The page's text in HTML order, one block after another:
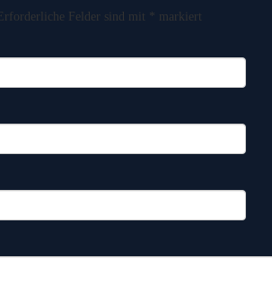
Erforderliche Felder sind mit * markiert